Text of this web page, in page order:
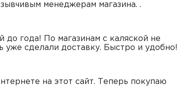
менеджерам магазина. .
года! По магазинам с каляской не
уже сделали доставку. Быстро и удобно!
на этот сайт. Теперь покупаю